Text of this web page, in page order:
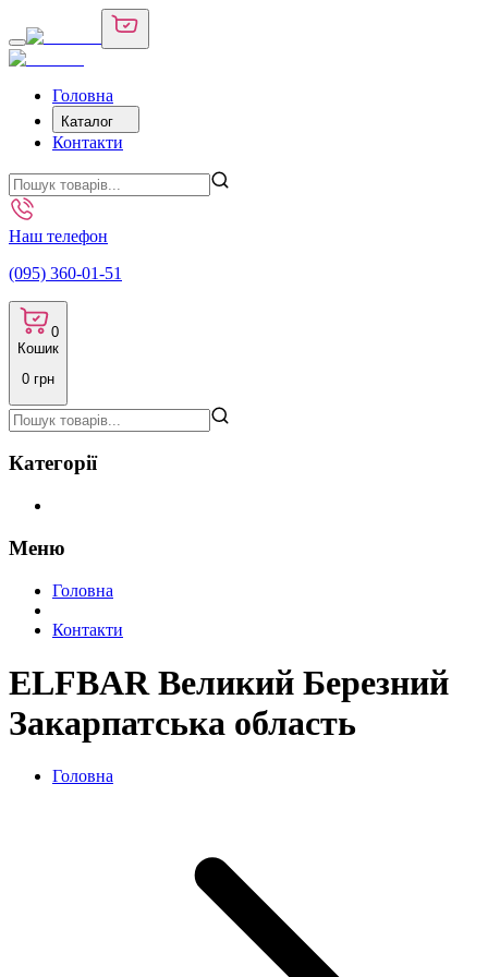
Головна
Каталог
Контакти
Наш телефон
(095) 360-01-51
0
Кошик
0 грн
Категорії
Меню
Головна
Контакти
ELFBAR Великий Березний
Закарпатська область
Головна